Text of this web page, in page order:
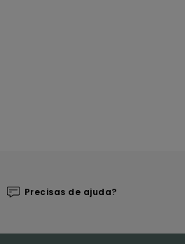
Precisas de ajuda?